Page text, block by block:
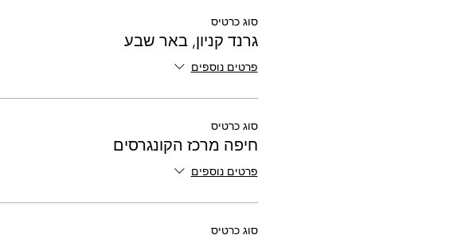
סוג כרטיס
גרנד קניון, באר שבע
פרטים נוספים
סוג כרטיס
חיפה מרכז הקונגרסים
פרטים נוספים
סוג כרטיס